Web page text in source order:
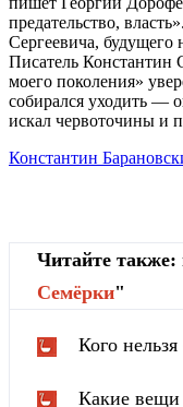
предательство,
Сергеевича, будущего
Писатель Константин
моего поколения»
собирался уходить —
искал червоточины и
Константин
Читайте
Cемёрки"
Кого
Какие вещи